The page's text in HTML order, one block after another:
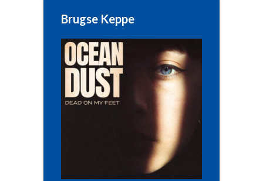
Brugse Keppe